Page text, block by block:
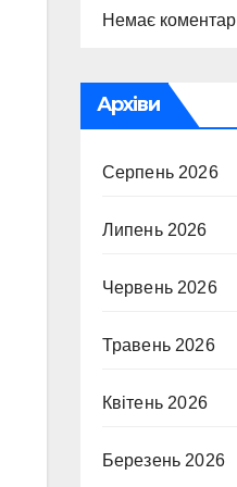
Немає
Архіви
Серпень 2026
Липень 2026
Червень 2026
Травень 2026
Квітень 2026
Березень 2026